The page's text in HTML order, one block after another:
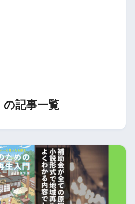
の記事一覧